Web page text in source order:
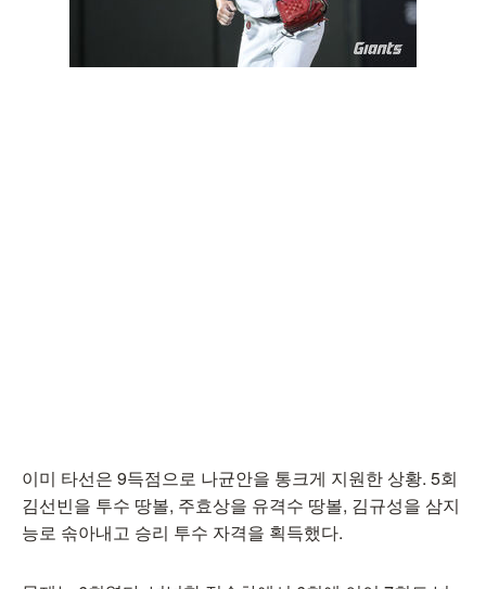
이미 타선은 9득점으로 나균안을 통크게 지원한 상황. 5회
김선빈을 투수 땅볼, 주효상을 유격수 땅볼, 김규성을 삼지
능로 솎아내고 승리 투수 자격을 획득했다.